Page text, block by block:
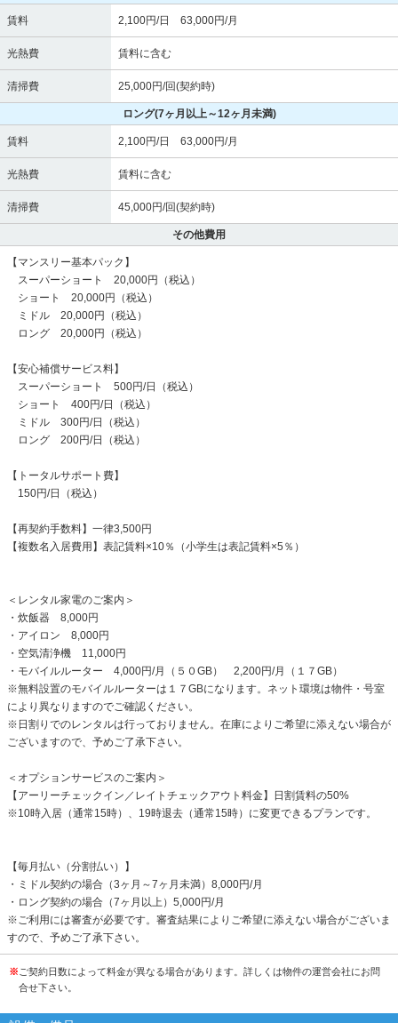
賃料 2,100円/日 63,000円/月
光熱費 賃料に含む
清掃費 25,000円/回(契約時)
ロング(7ヶ月以上～12ヶ月未満)
賃料 2,100円/日 63,000円/月
光熱費 賃料に含む
清掃費 45,000円/回(契約時)
その他費用
【マンスリー基本パック】
スーパーショート 20,000円（税込）
ショート 20,000円（税込）
ミドル 20,000円（税込）
ロング 20,000円（税込）
【安心補償サービス料】
スーパーショート 500円/日（税込）
ショート 400円/日（税込）
ミドル 300円/日（税込）
ロング 200円/日（税込）
【トータルサポート費】
150円/日（税込）
【再契約手数料】一律3,500円
【複数名入居費用】表記賃料×10％（小学生は表記賃料×5％）
＜レンタル家電のご案内＞
・炊飯器 8,000円
・アイロン 8,000円
・空気清浄機 11,000円
・モバイルルーター 4,000円/月（５０GB） 2,200円/月（１７GB）
※無料設置のモバイルルーターは１７GBになります。ネット環境は物件・号室
により異なりますのでご確認ください。
※日割りでのレンタルは行っておりません。在庫によりご希望に添えない場合が
ございますので、予めご了承下さい。
＜オプションサービスのご案内＞
【アーリーチェックイン／レイトチェックアウト料金】日割賃料の50%
※10時入居（通常15時）、19時退去（通常15時）に変更できるプランです。
【毎月払い（分割払い）】
・ミドル契約の場合（3ヶ月～7ヶ月未満）8,000円/月
・ロング契約の場合（7ヶ月以上）5,000円/月
※ご利用には審査が必要です。審査結果によりご希望に添えない場合がございま
すので、予めご了承下さい。
※ ご契約日数によって料金が異なる場合があります。詳しくは物件の運営会社にお問
合せ下さい。